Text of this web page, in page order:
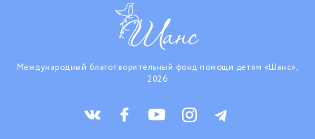
Международный благотворительный фонд помощи детям «Шанс»,
2026